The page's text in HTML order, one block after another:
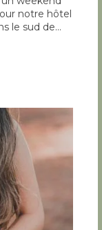
notre hôtel
le sud de…